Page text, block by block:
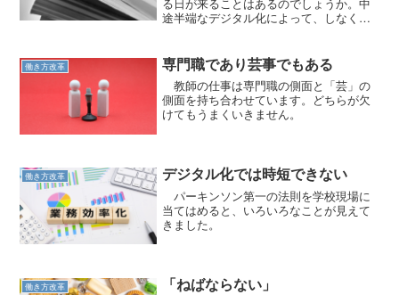
途半端なデジタル化によって、しなくて
働き方改革 専門職であり芸事でもある
教師の仕事は専門職の側面と「芸」の
側面を持ち合わせています。どちらが欠
けてもうまくいきません。
働き方改革 デジタル化では時短できない
パーキンソン第一の法則を学校現場に
当てはめると、いろいろなことが見えて
きました。
働き方改革 「ねばならない」